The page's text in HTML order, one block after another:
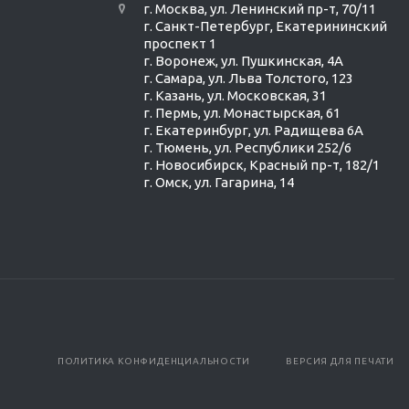
г. Москва, ул. Ленинский пр-т, 70/11
г. Санкт-Петербург, Екатерининский
проспект 1
г. Воронеж, ул. Пушкинская, 4А
г. Самара, ул. Льва Толстого, 123
г. Казань, ул. Московская, 31
г. Пермь, ул. Монастырская, 61
г. Екатеринбург, ул. Радищева 6А
г. Тюмень, ул. Республики 252/6
г. Новосибирск, Красный пр-т, 182/1
г. Омск, ул. ​Гагарина, 14
ВЕРСИЯ ДЛЯ ПЕЧАТИ
ПОЛИТИКА КОНФИДЕНЦИАЛЬНОСТИ